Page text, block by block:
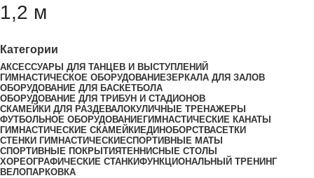
1,2 м
Категории
АКСЕССУАРЫ ДЛЯ ТАНЦЕВ И ВЫСТУПЛЕНИЙ
ГИМНАСТИЧЕСКОЕ ОБОРУДОВАНИЕЗЕРКАЛА ДЛЯ ЗАЛОВ
ОБОРУДОВАНИЕ ДЛЯ БАСКЕТБОЛА
ОБОРУДОВАНИЕ ДЛЯ ТРИБУН И СТАДИОНОВ
СКАМЕЙКИ ДЛЯ РАЗДЕВАЛОКУЛИЧНЫЕ ТРЕНАЖЕРЫ
ФУТБОЛЬНОЕ ОБОРУДОВАНИЕГИМНАСТИЧЕСКИЕ КАНАТЫ
ГИМНАСТИЧЕСКИЕ СКАМЕЙКИ ЕДИНОБОРСТВАСЕТКИ
СТЕНКИ ГИМНАСТИЧЕСКИЕСПОРТИВНЫЕ МАТЫ
СПОРТИВНЫЕ ПОКРЫТИЯТЕННИСНЫЕ СТОЛЫ
ХОРЕОГРАФИЧЕСКИЕ СТАНКИФУНКЦИОНАЛЬНЫЙ ТРЕНИНГ
ВЕЛОПАРКОВКА